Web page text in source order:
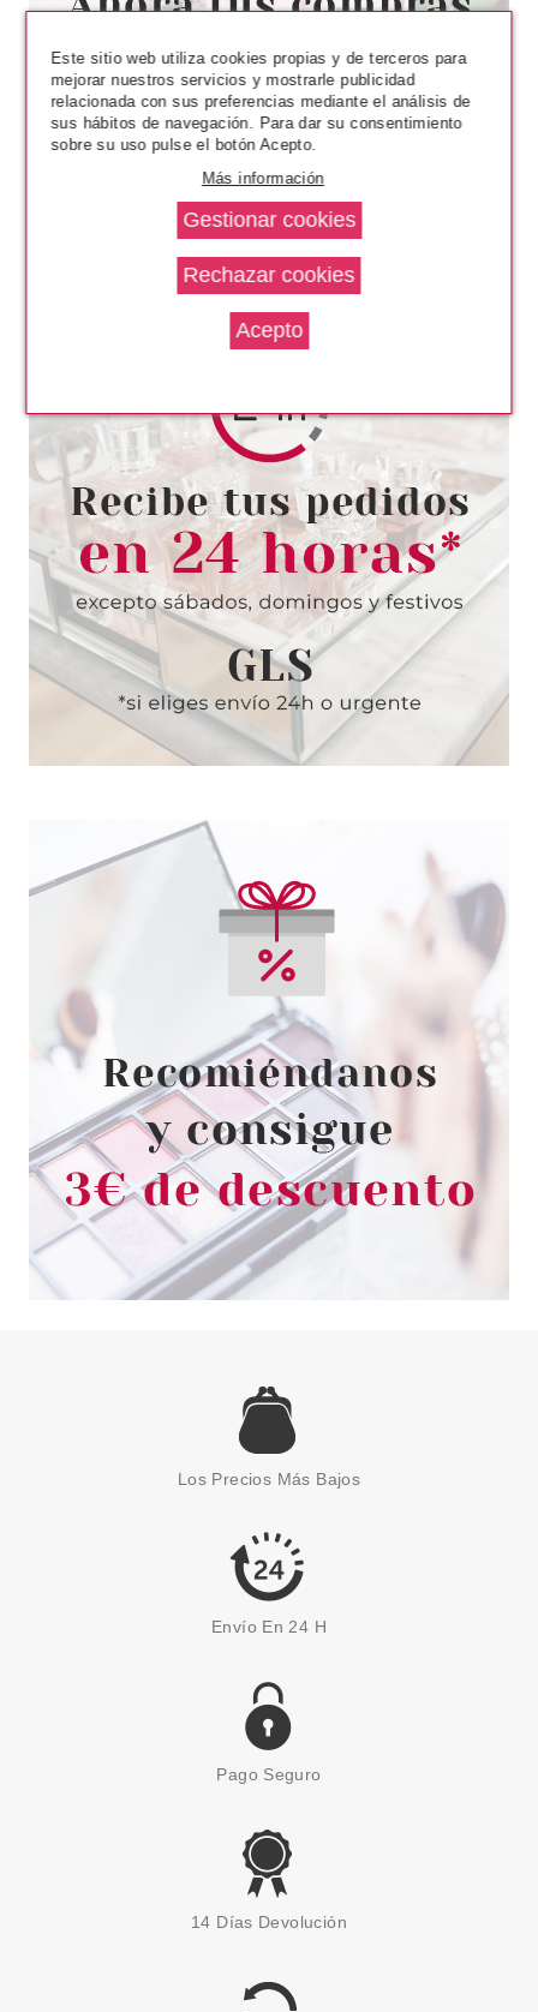
CHRISTIAN DIOR
Pvr 47.75€
-34%
desde
31.38€
CHRISTIAN DIOR DIORSKIN
FOREVER UNDERCOVER 060
LIGHT MOCHA 40 ml
Pvr 41.10€
-30%
desde
28.95€
CHRISTIAN DIOR
CHRISTIAN DIOR SKIN GLOW
34.93€
Los Precios Más Bajos
Envío En 24 H
Pago Seguro
14 Días Devolución
Este sitio web utiliza cookies propias y de terceros para
mejorar nuestros servicios y mostrarle publicidad
relacionada con sus preferencias mediante el análisis de
sus hábitos de navegación. Para dar su consentimiento
sobre su uso pulse el botón Acepto.
Más información